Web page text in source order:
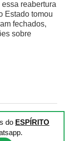
reabertura
Estado tomou
fechados,
sobre
do ESPÍRITO